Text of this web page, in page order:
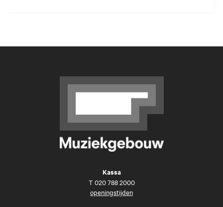
Kassa
T 020 788 2000
openingstijden